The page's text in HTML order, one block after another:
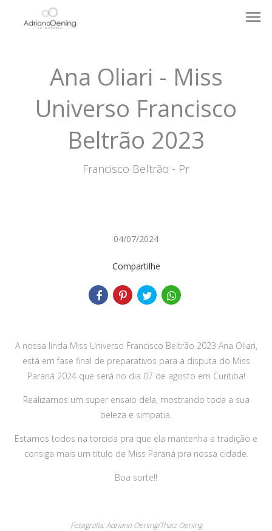
menu
Ana Oliari - Miss
Universo Francisco
Beltrão 2023
Francisco Beltrão - Pr
04/07/2024
Compartilhe
A nossa linda Miss Universo Francisco Beltrão 2023 Ana Oliari,
está em fase final de preparativos para a disputa do Miss
Paraná 2024 que será no dia 07 de agosto em Curitiba!
Realizamos um super ensaio dela, mostrando toda a sua
beleza e simpatia.
Estamos todos na torcida pra que ela mantenha a tradição e
consiga mais um título de Miss Paraná pra nossa cidade.
Boa sorte!!
Fotografia: Adriano Oening/Thaiz Oening